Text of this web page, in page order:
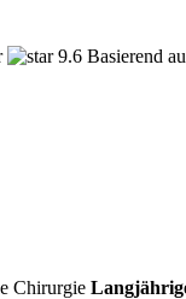
9.6 Basierend
Chirurgie